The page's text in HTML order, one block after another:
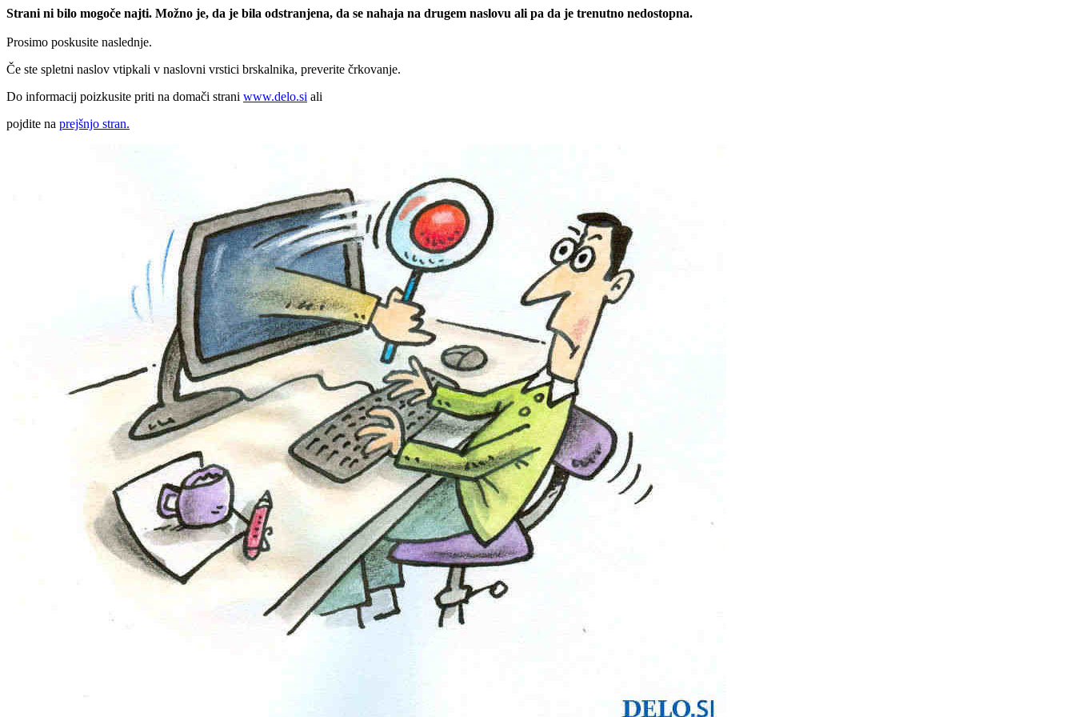
Strani ni bilo mogoče najti. Možno je, da je bila odstranjena, da se nahaja na drugem naslovu ali pa da je trenutno nedostopna.
Prosimo poskusite naslednje.
Če ste spletni naslov vtipkali v naslovni vrstici brskalnika, preverite črkovanje.
Do informacij poizkusite priti na domači strani www.delo.si ali
pojdite na prejšnjo stran.